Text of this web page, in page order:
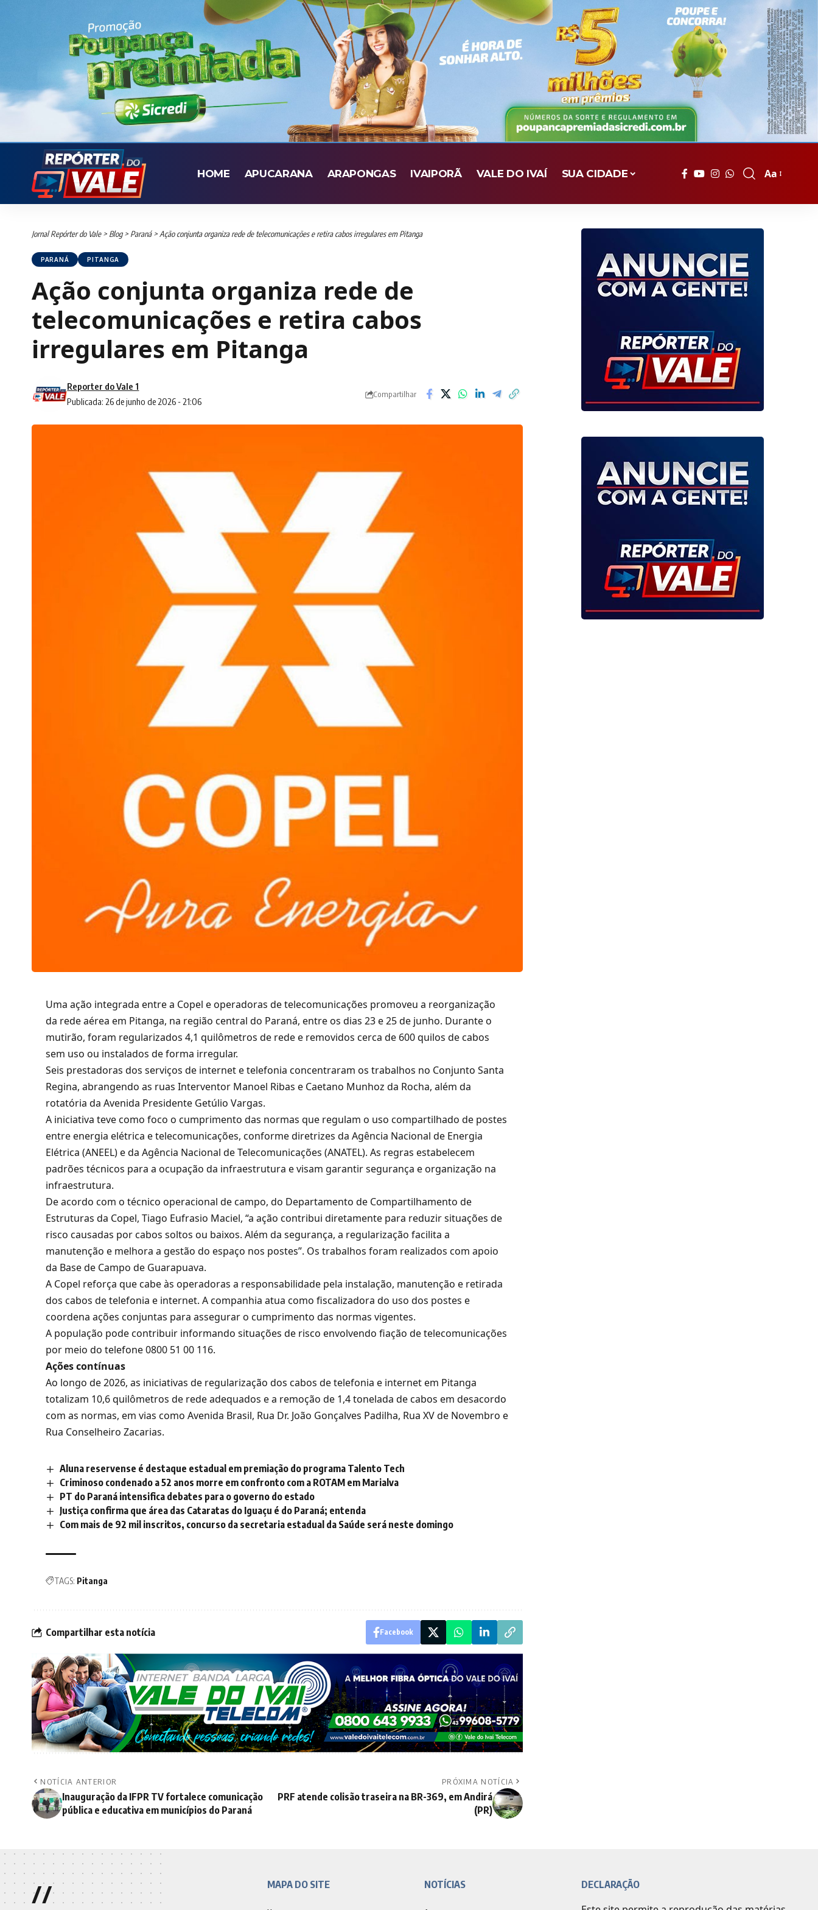
HOME APUCARANA ARAPONGAS IVAIPORÃ VALE DO IVAÍ SUA CIDADE
Font
Aa
Jornal Repórter do Vale> Blog> Paraná> Ação conjunta organiza rede de telecomunicações e retira cabos irregulares em Pitanga
PARANÁ PITANGA
Ação conjunta organiza rede de
telecomunicações e retira cabos
irregulares em Pitanga
Publicada: 26 de junho de 2026 - 21:06
Reporter do Vale 1
Compartilhar
Uma ação integrada entre a Copel e operadoras de telecomunicações promoveu a reorganização
da rede aérea em Pitanga, na região central do Paraná, entre os dias 23 e 25 de junho. Durante o
mutirão, foram regularizados 4,1 quilômetros de rede e removidos cerca de 600 quilos de cabos
sem uso ou instalados de forma irregular.
Seis prestadoras dos serviços de internet e telefonia concentraram os trabalhos no Conjunto Santa
Regina, abrangendo as ruas Interventor Manoel Ribas e Caetano Munhoz da Rocha, além da
rotatória da Avenida Presidente Getúlio Vargas.
A iniciativa teve como foco o cumprimento das normas que regulam o uso compartilhado de postes
entre energia elétrica e telecomunicações, conforme diretrizes da Agência Nacional de Energia
Elétrica (ANEEL) e da Agência Nacional de Telecomunicações (ANATEL). As regras estabelecem
padrões técnicos para a ocupação da infraestrutura e visam garantir segurança e organização na
infraestrutura.
De acordo com o técnico operacional de campo, do Departamento de Compartilhamento de
Estruturas da Copel, Tiago Eufrasio Maciel, “a ação contribui diretamente para reduzir situações de
risco causadas por cabos soltos ou baixos. Além da segurança, a regularização facilita a
manutenção e melhora a gestão do espaço nos postes”. Os trabalhos foram realizados com apoio
da Base de Campo de Guarapuava.
A Copel reforça que cabe às operadoras a responsabilidade pela instalação, manutenção e retirada
dos cabos de telefonia e internet. A companhia atua como fiscalizadora do uso dos postes e
coordena ações conjuntas para assegurar o cumprimento das normas vigentes.
A população pode contribuir informando situações de risco envolvendo fiação de telecomunicações
por meio do telefone 0800 51 00 116.
Ações contínuas
Ao longo de 2026, as iniciativas de regularização dos cabos de telefonia e internet em Pitanga
totalizam 10,6 quilômetros de rede adequados e a remoção de 1,4 tonelada de cabos em desacordo
com as normas, em vias como Avenida Brasil, Rua Dr. João Gonçalves Padilha, Rua XV de Novembro e
Rua Conselheiro Zacarias.
Aluna reservense é destaque estadual em premiação do programa Talento Tech
Criminoso condenado a 52 anos morre em confronto com a ROTAM em Marialva
PT do Paraná intensifica debates para o governo do estado
Justiça confirma que área das Cataratas do Iguaçu é do Paraná; entenda
Com mais de 92 mil inscritos, concurso da secretaria estadual da Saúde será neste domingo
TAGS: Pitanga
Compartilhar esta notícia Facebook
NOTÍCIA ANTERIOR
Inauguração da IFPR TV fortalece comunicação
pública e educativa em municípios do Paraná
PRÓXIMA NOTÍCIA
PRF atende colisão traseira na BR-369, em Andirá
(PR)
// MAPA DO SITE NOTÍCIAS DECLARAÇÃO